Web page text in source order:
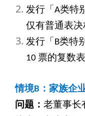
发行「A类特
仅有普通表决
发行「B类特
10 票的复数
情境B：家族企
问题： 老董事长